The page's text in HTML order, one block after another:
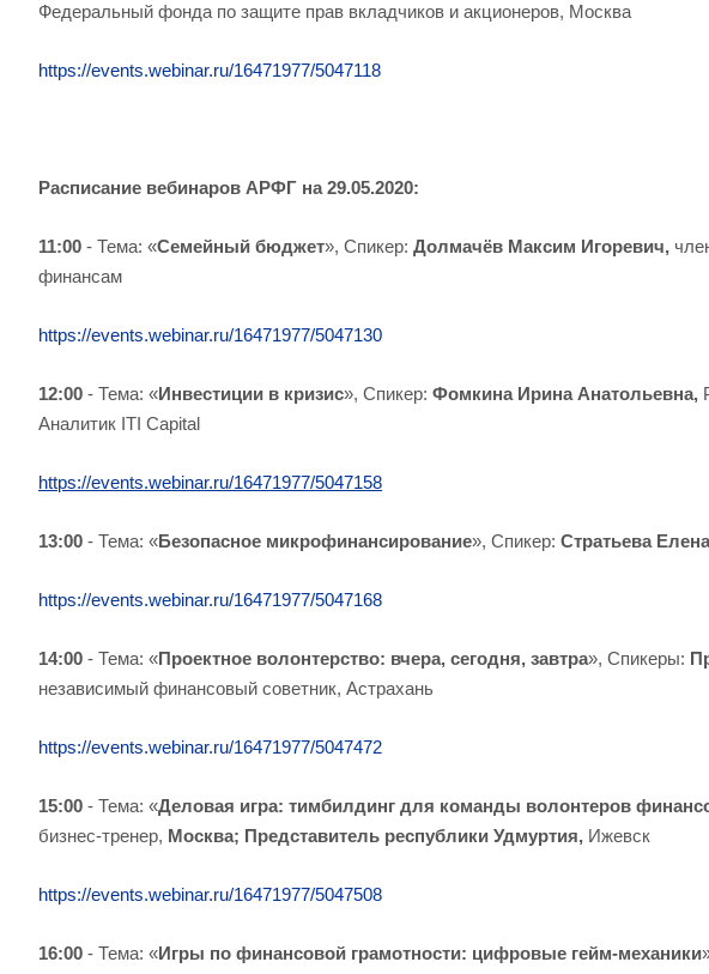
Федеральный фонда по защите прав вкладчиков и акционеров, Москва
https://events.webinar.ru/16471977/5047118
Расписание вебинаров АРФГ на 29.05.2020:
11:00 - Тема: «Семейный бюджет», Спикер: Долмачёв Максим Игоревич,
финансам
https://events.webinar.ru/16471977/5047130
12:00 - Тема: «Инвестиции в кризис», Спикер: Фомкина Ирина Анатольевна,
Аналитик ITI Capital
https://events.webinar.ru/16471977/5047158
13:00 - Тема: «Безопасное микрофинансирование», Спикер: Стратьева
https://events.webinar.ru/16471977/5047168
14:00 - Тема: «Проектное волонтерство: вчера, сегодня, завтра», Спикеры:
независимый финансовый советник, Астрахань
https://events.webinar.ru/16471977/5047472
15:00 - Тема: «Деловая игра: тимбилдинг для команды волонтеров
бизнес-тренер, Москва; Представитель республики Удмуртия, Ижевск
https://events.webinar.ru/16471977/5047508
16:00 - Тема: «Игры по финансовой грамотности: цифровые гейм-механики